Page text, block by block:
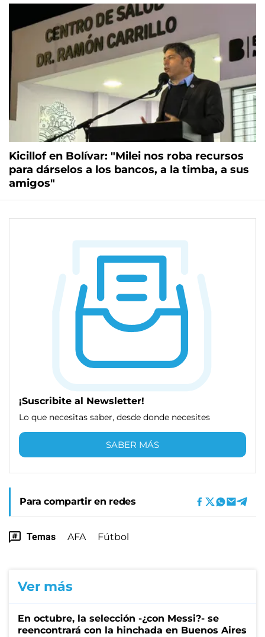
Kicillof en Bolívar: "Milei nos roba recursos
para dárselos a los bancos, a la timba, a sus
amigos"
¡Suscribite al Newsletter!
Lo que necesitas saber, desde donde necesites
SABER MÁS
Para compartir en redes
Temas AFA Fútbol
Ver más
En octubre, la selección -¿con Messi?- se
reencontrará con la hinchada en Buenos Aires